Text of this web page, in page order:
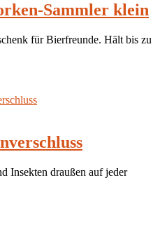
Sammler klein
für Bierfreunde. Hält bis zu
Insekten draußen auf jeder